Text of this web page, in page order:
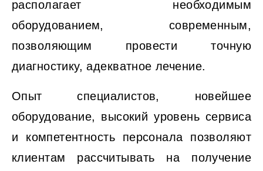
располагает необходимым
оборудованием, современным,
позволяющим провести точную
диагностику, адекватное лечение.
Опыт специалистов, новейшее
оборудование, высокий уровень сервиса
и компетентность персонала позволяют
клиентам рассчитывать на получение